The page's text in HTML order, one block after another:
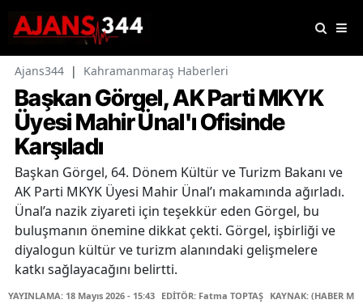
Ajans344 | Kahramanmaraş Haberleri
Başkan Görgel, AK Parti MKYK
Üyesi Mahir Ünal'ı Ofisinde
Karşıladı
Başkan Görgel, 64. Dönem Kültür ve Turizm Bakanı ve
AK Parti MKYK Üyesi Mahir Ünal’ı makamında ağırladı.
Ünal’a nazik ziyareti için teşekkür eden Görgel, bu
buluşmanın önemine dikkat çekti. Görgel, işbirliği ve
diyalogun kültür ve turizm alanındaki gelişmelere
katkı sağlayacağını belirtti.
YAYINLAMA: 18 Mayıs 2026 - 15:43 EDİTÖR: Fatma TOPTAŞ KAYNAK: (HABER